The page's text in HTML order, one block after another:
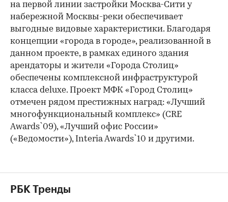
на первой линии застройки Москва-Сити у
набережной Москвы-реки обеспечивает
выгодные видовые характеристики. Благодаря
концепции «города в городе», реализованной в
данном проекте, в рамках единого здания
арендаторы и жители «Города Столиц»
обеспечены комплексной инфраструктурой
класса deluxe. Проект МФК «Город Столиц»
отмечен рядом престижных наград: «Лучший
многофункциональный комплекс» (CRE
Awards`09), «Лучший офис России»
(«Ведомости»), Interia Awards`10 и другими.
РБК Тренды